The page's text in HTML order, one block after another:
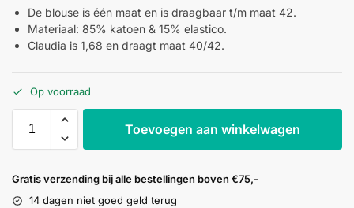
De blouse is één maat en is draagbaar t/m maat 42.
Materiaal: 85% katoen & 15% elastico.
Claudia is 1,68 en draagt maat 40/42.
Op voorraad
Toevoegen aan winkelwagen
Gratis verzending bij alle bestellingen boven €75,-
14 dagen niet goed geld terug